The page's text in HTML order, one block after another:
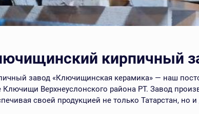
кирпичный
завод «Ключищинская керамика» — наш
Ключищи Верхнеуслонского района РТ. Завод
своей продукцией не только Татарстан, но